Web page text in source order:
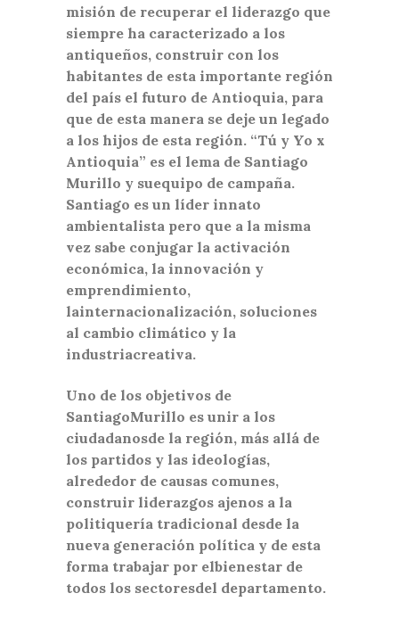
misión de recuperar el liderazgo que
siempre ha caracterizado a los
antiqueños, construir con los
habitantes de esta importante región
del país el futuro de Antioquia, para
que de esta manera se deje un legado
a los hijos de esta región. “Tú y Yo x
Antioquia” es el lema de Santiago
Murillo y suequipo de campaña.
Santiago es un líder innato
ambientalista pero que a la misma
vez sabe conjugar la activación
económica, la innovación y
emprendimiento,
lainternacionalización, soluciones
al cambio climático y la
industriacreativa.
Uno de los objetivos de
SantiagoMurillo es unir a los
ciudadanosde la región, más allá de
los partidos y las ideologías,
alrededor de causas comunes,
construir liderazgos ajenos a la
politiquería tradicional desde la
nueva generación política y de esta
forma trabajar por elbienestar de
todos los sectoresdel departamento.